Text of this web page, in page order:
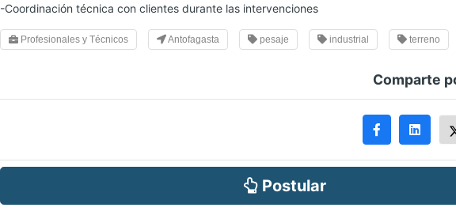
-Coordinación técnica con clientes durante las intervenciones
Profesionales y Técnicos Antofagasta pesaje industrial terreno
Comparte
Postular